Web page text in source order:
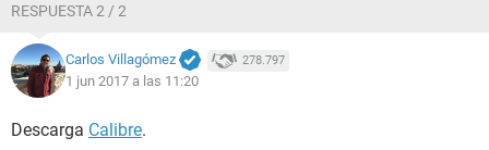
RESPUESTA 2 / 2
Carlos Villagómez 278.797
1 jun 2017 a las 11:20
Descarga Calibre.